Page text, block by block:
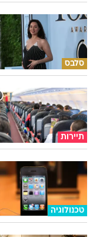
סלבס
תיירות
טכנולוגיה